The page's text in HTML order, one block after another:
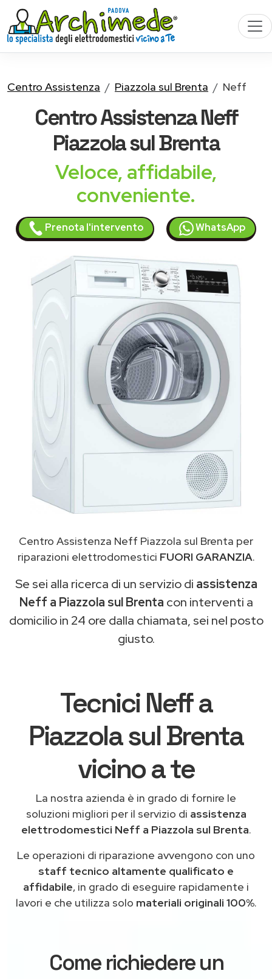
Centro Assistenza Piazzola sul Brenta Neff
Centro AssistenzaNeff
Piazzola sul Brenta
Veloce, affidabile,
conveniente.
Prenota l'intervento WhatsApp
Centro Assistenza Neff Piazzola sul Brenta per
riparazioni elettrodomestici FUORI GARANZIA.
Se sei alla ricerca di un servizio di assistenza
Neff a Piazzola sul Brenta con interventi a
domicilio in 24 ore dalla chiamata, sei nel posto
giusto.
Tecnici Neff a
Piazzola sul Brenta
vicino a te
La nostra azienda è in grado di fornire le
soluzioni migliori per il servizio di assistenza
elettrodomestici Neff a Piazzola sul Brenta.
Le operazioni di riparazione avvengono con uno
staff tecnico altamente qualificato e
affidabile, in grado di eseguire rapidamente i
lavori e che utilizza solo materiali originali 100%.
Come richiedere un